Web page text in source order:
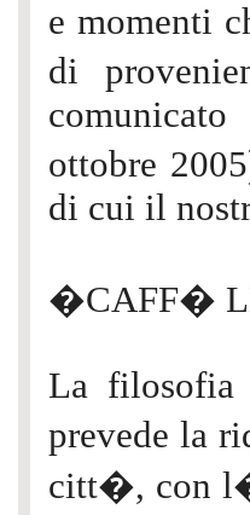
e momenti
di
ottobre
di cui il
�CAFF�
La filosofia
prevede la
citt�, con